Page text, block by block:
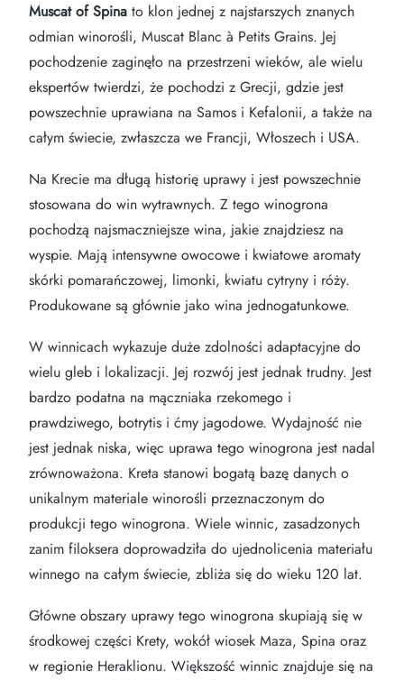
Muscat of Spina to klon jednej z najstarszych znanych
odmian winorośli, Muscat Blanc à Petits Grains. Jej
pochodzenie zaginęło na przestrzeni wieków, ale wielu
ekspertów twierdzi, że pochodzi z Grecji, gdzie jest
powszechnie uprawiana na Samos i Kefalonii, a także na
całym świecie, zwłaszcza we Francji, Włoszech i USA.
Na Krecie ma długą historię uprawy i jest powszechnie
stosowana do win wytrawnych. Z tego winogrona
pochodzą najsmaczniejsze wina, jakie znajdziesz na
wyspie. Mają intensywne owocowe i kwiatowe aromaty
skórki pomarańczowej, limonki, kwiatu cytryny i róży.
Produkowane są głównie jako wina jednogatunkowe.
W winnicach wykazuje duże zdolności adaptacyjne do
wielu gleb i lokalizacji. Jej rozwój jest jednak trudny. Jest
bardzo podatna na mączniaka rzekomego i
prawdziwego, botrytis i ćmy jagodowe. Wydajność nie
jest jednak niska, więc uprawa tego winogrona jest nadal
zrównoważona. Kreta stanowi bogatą bazę danych o
unikalnym materiale winorośli przeznaczonym do
produkcji tego winogrona. Wiele winnic, zasadzonych
zanim filoksera doprowadziła do ujednolicenia materiału
winnego na całym świecie, zbliża się do wieku 120 lat.
Główne obszary uprawy tego winogrona skupiają się w
środkowej części Krety, wokół wiosek Maza, Spina oraz
w regionie Heraklionu. Większość winnic znajduje się na